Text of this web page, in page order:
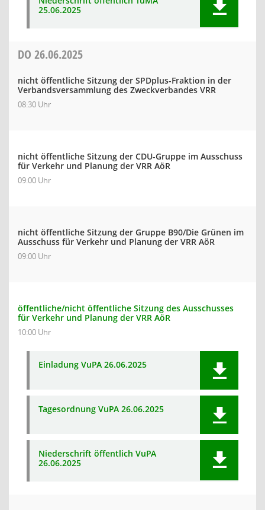
25.06.2025
DO 26.06.2025
nicht öffentliche Sitzung der SPDplus-Fraktion in der
Verbandsversammlung des Zweckverbandes VRR
08:30 Uhr
nicht öffentliche Sitzung der CDU-Gruppe im Ausschuss
für Verkehr und Planung der VRR AöR
09:00 Uhr
nicht öffentliche Sitzung der Gruppe B90/Die Grünen im
Ausschuss für Verkehr und Planung der VRR AöR
09:00 Uhr
öffentliche/nicht öffentliche Sitzung des Ausschusses
für Verkehr und Planung der VRR AöR
10:00 Uhr
Einladung VuPA 26.06.2025
Tagesordnung VuPA 26.06.2025
Niederschrift öffentlich VuPA
26.06.2025